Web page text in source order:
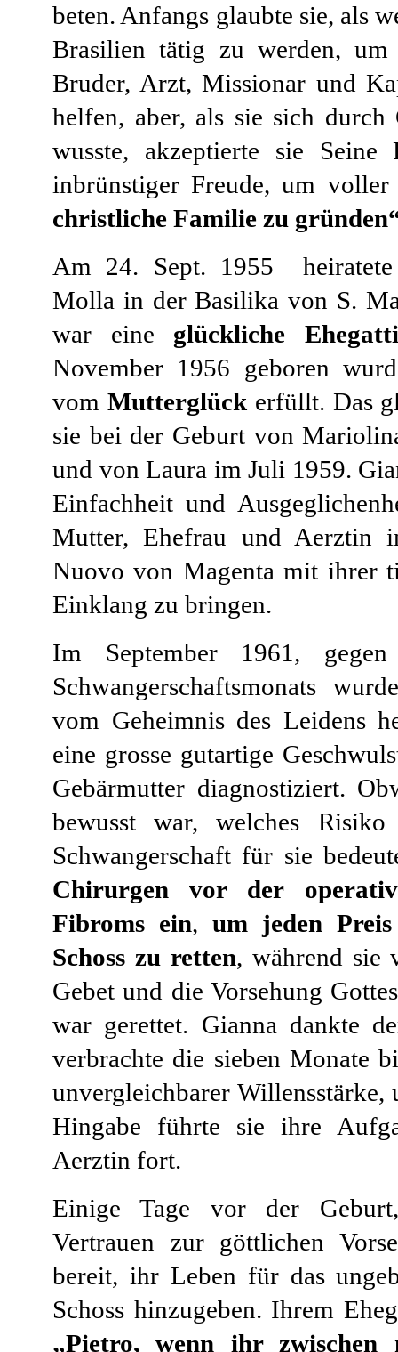
beten. Anfangs glaubte sie, als
Brasilien tätig zu werden,
Bruder, Arzt, Missionar und
helfen, aber, als sie sich
wusste, akzeptierte sie
inbrünstiger Freude, um
christliche Familie zu
Am 24. Sept. 1955
Molla in der Basilika von S.
war eine glückliche
November 1956 geboren
vom Mutterglückerfüllt. Das
sie bei der Geburt von
und von Laura im Juli 1959.
Einfachheit und
Mutter, Ehefrau und Aerztin
Nuovo von Magenta mit ihrer
Einklang zu bringen.
Im September 1961,
Schwangerschaftsmonats
vom Geheimnis des Leidens
eine grosse gutartige
Gebärmutter diagnostiziert.
bewusst war, welches
Schwangerschaft für sie
Chirurgen vor der
Fibroms ein, um jeden
Schoss zu retten, während sie
Gebet und die Vorsehung
war gerettet. Gianna dankte
verbrachte die sieben Monate
unvergleichbarer Willensstärke,
Hingabe führte sie ihre
Aerztin fort.
Einige Tage vor der
Vertrauen zur göttlichen
bereit, ihr Leben für das
Schoss hinzugeben. Ihrem
„Pietro, wenn ihr